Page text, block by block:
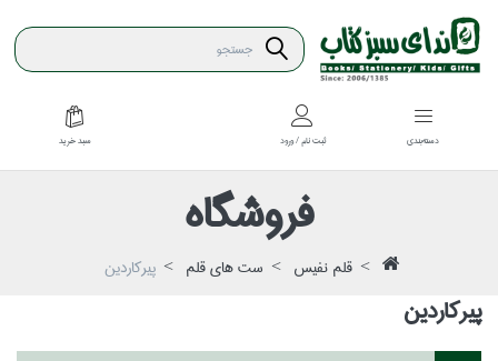
دسته‌بندي ثبت نام / ورود سبد خريد
فروشگاه
قلم نفيس ست هاي قلم پيركاردين
پيركاردين